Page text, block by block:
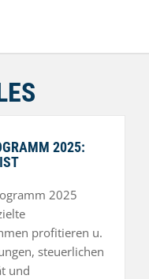
2025:
2025
profitieren u.
steuerlichen
und